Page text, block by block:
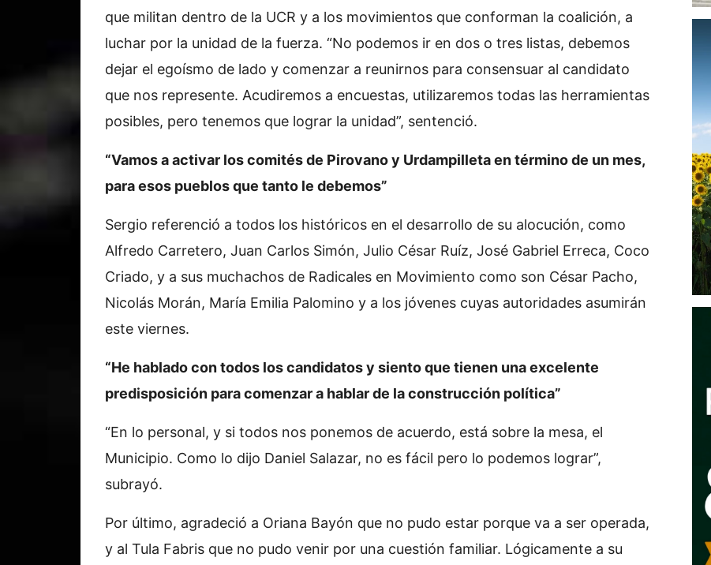
que militan dentro de la UCR y a los movimientos que conforman la coalición, a
luchar por la unidad de la fuerza. “No podemos ir en dos o tres listas, debemos
dejar el egoísmo de lado y comenzar a reunirnos para consensuar al candidato
que nos represente. Acudiremos a encuestas, utilizaremos todas las herramientas
posibles, pero tenemos que lograr la unidad”, sentenció.
“Vamos a activar los comités de Pirovano y Urdampilleta en término de un mes,
para esos pueblos que tanto le debemos”
Sergio referenció a todos los históricos en el desarrollo de su alocución, como
Alfredo Carretero, Juan Carlos Simón, Julio César Ruíz, José Gabriel Erreca, Coco
Criado, y a sus muchachos de Radicales en Movimiento como son César Pacho,
Nicolás Morán, María Emilia Palomino y a los jóvenes cuyas autoridades asumirán
este viernes.
“He hablado con todos los candidatos y siento que tienen una excelente
predisposición para comenzar a hablar de la construcción política”
“En lo personal, y si todos nos ponemos de acuerdo, está sobre la mesa, el
Municipio. Como lo dijo Daniel Salazar, no es fácil pero lo podemos lograr”,
subrayó.
Por último, agradeció a Oriana Bayón que no pudo estar porque va a ser operada,
y al Tula Fabris que no pudo venir por una cuestión familiar. Lógicamente a su